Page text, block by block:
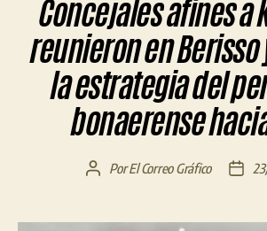
Concejales afines a
reunieron en Berisso
la estrategia del
bonaerense
Autor
entrada
PorEl Correo Gráfico
Fecha